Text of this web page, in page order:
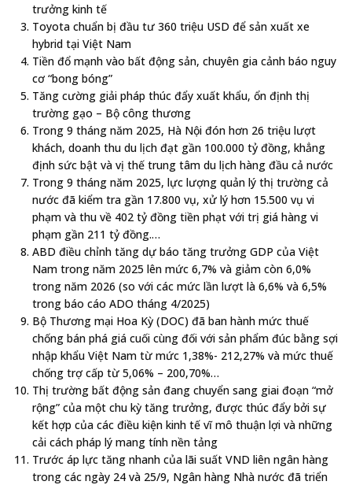
trưởng kinh tế
Toyota chuẩn bị đầu tư 360 triệu USD để sản xuất xe
hybrid tại Việt Nam
Tiền đổ mạnh vào bất động sản, chuyên gia cảnh báo nguy
cơ “bong bóng”
Tăng cường giải pháp thúc đẩy xuất khẩu, ổn định thị
trường gạo – Bộ công thương
Trong 9 tháng năm 2025, Hà Nội đón hơn 26 triệu lượt
khách, doanh thu du lịch đạt gần 100.000 tỷ đồng, khẳng
định sức bật và vị thế trung tâm du lịch hàng đầu cả nước
Trong 9 tháng năm 2025, lực lượng quản lý thị trường cả
nước đã kiểm tra gần 17.800 vụ, xử lý hơn 15.500 vụ vi
phạm và thu về 402 tỷ đồng tiền phạt với trị giá hàng vi
phạm gần 211 tỷ đồng.…
ABD điều chỉnh tăng dự báo tăng trưởng GDP của Việt
Nam trong năm 2025 lên mức 6,7% và giảm còn 6,0%
trong năm 2026 (so với các mức lần lượt là 6,6% và 6,5%
trong báo cáo ADO tháng 4/2025)
Bộ Thương mại Hoa Kỳ (DOC) đã ban hành mức thuế
chống bán phá giá cuối cùng đối với sản phẩm đúc bằng sợi
nhập khẩu Việt Nam từ mức 1,38%- 212,27% và mức thuế
chống trợ cấp từ 5,06% – 200,70%…
Thị trường bất động sản đang chuyển sang giai đoạn “mở
rộng” của một chu kỳ tăng trưởng, được thúc đẩy bởi sự
kết hợp của các điều kiện kinh tế vĩ mô thuận lợi và những
cải cách pháp lý mang tính nền tảng
Trước áp lực tăng nhanh của lãi suất VND liên ngân hàng
trong các ngày 24 và 25/9, Ngân hàng Nhà nước đã triển